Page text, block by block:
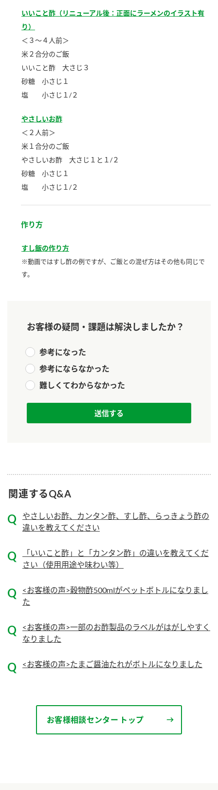
千夜
スペシャルサイト
お酢を知ろう！
すしラボ
ぽん酢サワー
納豆の豆知識
鍋奉行マニュアル
ミツカンのCM
ロングセラー商品 ＋ おすすめレシピ
人気商品 ＋ おすすめレシピ
各部門が大切にしていること
おいしさと健康への取り組み
キッザニア東京「ぽん酢工房」
販売終了製品のご案内
よくあるご質問
お問い合わせ
地図から取り扱い店舗を探す
ミツカン公式通販
いいこと酢（リニューアル後：正面にラーメンのイラスト有
り）
＜３～４人前＞
米２合分のご飯
いいこと酢 大さじ３
砂糖 小さじ１
塩 小さじ１/２
やさしいお酢
＜２人前＞
米１合分のご飯
やさしいお酢 大さじ１と１/２
砂糖 小さじ１
塩 小さじ１/２
作り方
すし飯の作り方
※動画ではすし酢の例ですが、ご飯との混ぜ方はその他も同じで
す。
お客様の疑問・課題は解決しましたか？
参考になった
参考にならなかった
難しくてわからなかった
関連するQ&A
やさしいお酢、カンタン酢、すし酢、らっきょう酢の
違いを教えてください
「いいこと酢」と「カンタン酢」の違いを教えてくだ
さい（使用用途や味わい等）
<お客様の声>穀物酢500mlがペットボトルになりまし
た
<お客様の声>一部のお酢製品のラベルがはがしやすく
なりました
<お客様の声>たまご醤油たれがボトルになりました
お客様相談センター トップ